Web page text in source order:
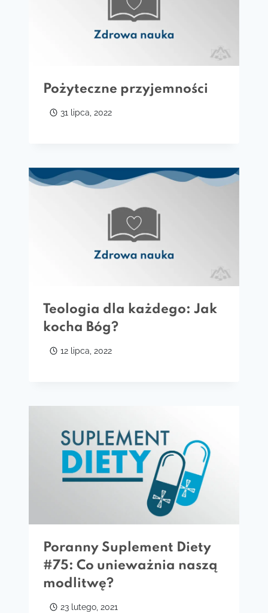
Pożyteczne przyjemności
31 lipca, 2022
Teologia dla każdego: Jak
kocha Bóg?
12 lipca, 2022
Poranny Suplement Diety
#75: Co unieważnia naszą
modlitwę?
23 lutego, 2021